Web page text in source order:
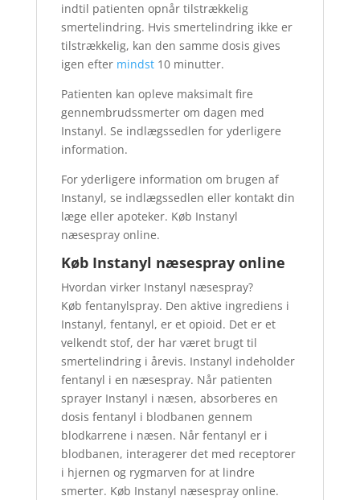
indtil patienten opnår tilstrækkelig
smertelindring. Hvis smertelindring ikke er
tilstrækkelig, kan den samme dosis gives
igen efter mindst10 minutter.
Patienten kan opleve maksimalt fire
gennembrudssmerter om dagen med
Instanyl. Se indlægssedlen for yderligere
information.
For yderligere information om brugen af ​​
Instanyl, se indlægssedlen eller kontakt din
læge eller apoteker. Køb Instanyl
næsespray online.
Køb Instanyl næsespray online
Hvordan virker Instanyl næsespray?
Køb fentanylspray. Den aktive ingrediens i
Instanyl, fentanyl, er et opioid. Det er et
velkendt stof, der har været brugt til
smertelindring i årevis. Instanyl indeholder
fentanyl i en næsespray. Når patienten
sprayer Instanyl i næsen, absorberes en
dosis fentanyl i blodbanen gennem
blodkarrene i næsen. Når fentanyl er i
blodbanen, interagerer det med receptorer
i hjernen og rygmarven for at lindre
smerter. Køb Instanyl næsespray online.